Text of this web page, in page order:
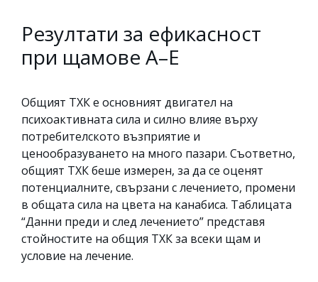
Резултати за ефикасност
при щамове A–E
Общият ТХК е основният двигател на
психоактивната сила и силно влияе върху
потребителското възприятие и
ценообразуването на много пазари. Съответно,
общият ТХК беше измерен, за да се оценят
потенциалните, свързани с лечението, промени
в общата сила на цвета на канабиса. Таблицата
“Данни преди и след лечението” представя
стойностите на общия ТХК за всеки щам и
условие на лечение.